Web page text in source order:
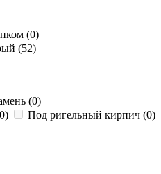
(0)
(52)
(0)
0) Под ригельный кирпич (0)